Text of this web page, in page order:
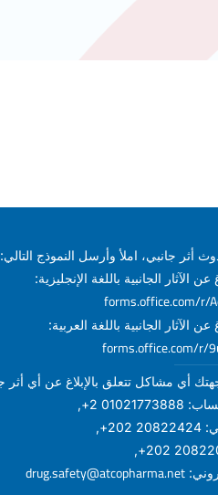
أثر جانبي، املأ وأرسل النموذج التالي:
عن الآثار الجانبية باللغة الإنجليزية:
forms.office.com/r/
عن الآثار الجانبية باللغة العربية:
forms.office.com/r/
أي مشاكل تتعلق بالإبلاغ عن أي أثر
2+,
drug.safety@atcopharma.net